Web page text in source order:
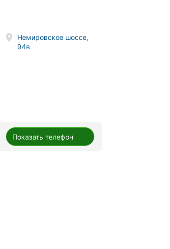
Немировское шоссе,
94в
Показать телефон